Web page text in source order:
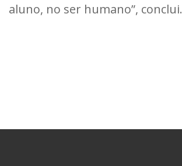
aluno, no ser humano”, conclui.